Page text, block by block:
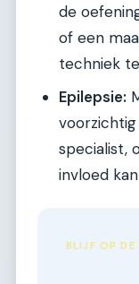
de
of een
techniek
Epilepsie:
specialist,
invloed
BLIJF OP